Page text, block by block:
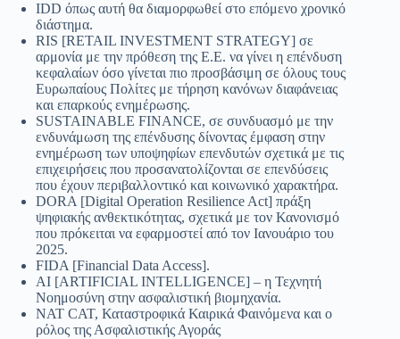
IDD όπως αυτή θα διαμορφωθεί στο επόμενο χρονικό
διάστημα.
RIS [RETAIL INVESTMENT STRATEGY] σε
αρμονία με την πρόθεση της Ε.Ε. να γίνει η επένδυση
κεφαλαίων όσο γίνεται πιο προσβάσιμη σε όλους τους
Ευρωπαίους Πολίτες με τήρηση κανόνων διαφάνειας
και επαρκούς ενημέρωσης.
SUSTAINABLE FINANCE, σε συνδυασμό με την
ενδυνάμωση της επένδυσης δίνοντας έμφαση στην
ενημέρωση των υποψηφίων επενδυτών σχετικά με τις
επιχειρήσεις που προσανατολίζονται σε επενδύσεις
που έχουν περιβαλλοντικό και κοινωνικό χαρακτήρα.
DORA [Digital Operation Resilience Act] πράξη
ψηφιακής ανθεκτικότητας, σχετικά με τον Κανονισμό
που πρόκειται να εφαρμοστεί από τον Ιανουάριο του
2025.
FIDA [Financial Data Access].
AI [ARTIFICIAL INTELLIGENCE] – η Τεχνητή
Νοημοσύνη στην ασφαλιστική βιομηχανία.
NAT CAT, Καταστροφικά Καιρικά Φαινόμενα και ο
ρόλος της Ασφαλιστικής Αγοράς